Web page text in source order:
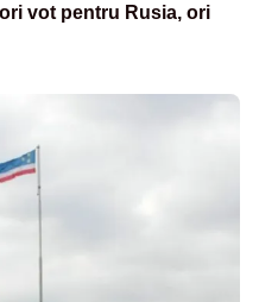
vot pentru Rusia, ori